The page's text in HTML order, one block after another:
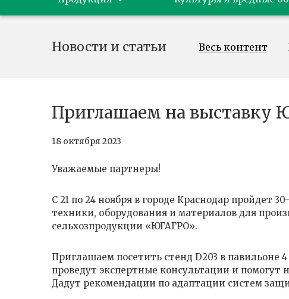
Новости и статьи Весь контент
Приглашаем на выставку
18 октября 2023
Уважаемые партнеры!
C 21 по 24 ноября в городе Краснодар пройдет
техники, оборудования и материалов для
сельхозпродукции «ЮГАГРО».
Приглашаем посетить стенд D203 в
проведут экспертные консультации и
Дадут рекомендации по адаптации систем